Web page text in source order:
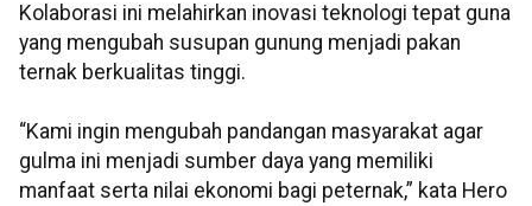
Kolaborasi ini melahirkan inovasi teknologi tepat guna
yang mengubah susupan gunung menjadi pakan
ternak berkualitas tinggi.
“Kami ingin mengubah pandangan masyarakat agar
gulma ini menjadi sumber daya yang memiliki
manfaat serta nilai ekonomi bagi peternak,” kata Hero